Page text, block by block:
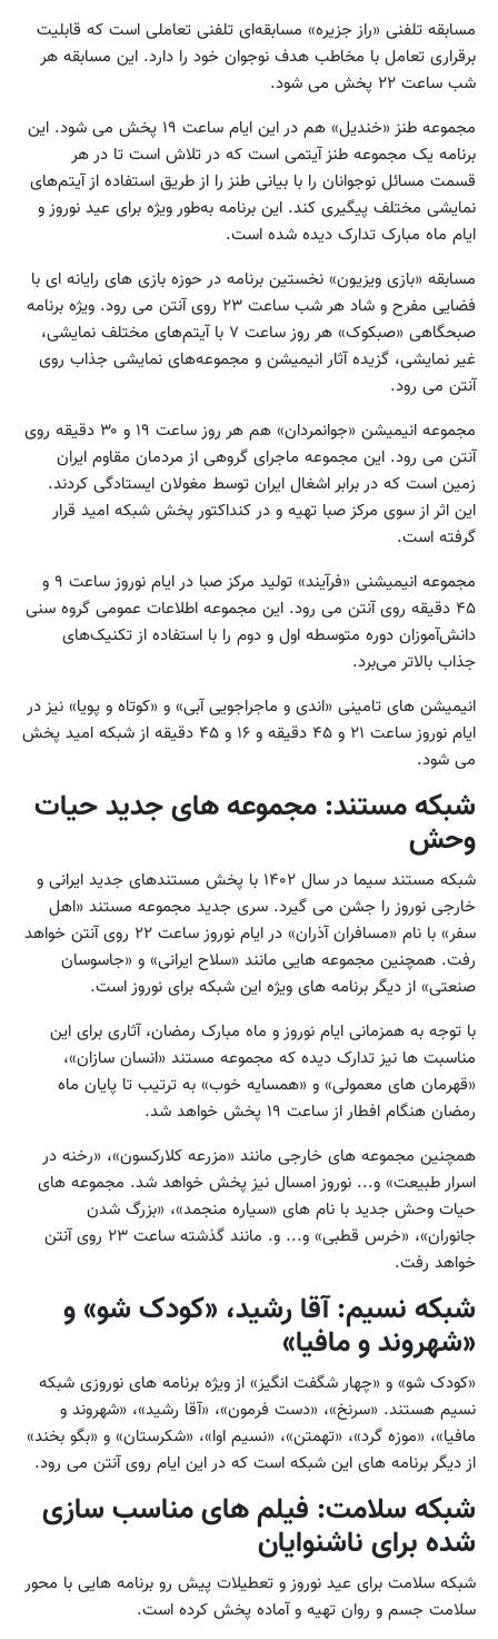
مسابقه تلفنی «راز جزیره» مسابقه‌ای تلفنی تعاملی است که قابلیت
برقراری تعامل با مخاطب هدف نوجوان خود را دارد. این مسابقه هر
شب ساعت ۲۲ پخش می شود.
مجموعه طنز «خندیل» هم در این ایام ساعت ۱۹ پخش می شود. این
برنامه یک مجموعه طنز آیتمی است که در تلاش است تا در هر
قسمت مسائل نوجوانان را با بیانی طنز را از طریق استفاده از آیتم‌های
نمایشی مختلف پیگیری کند. این برنامه به‌طور ویژه برای عید نوروز و
ایام ماه مبارک تدارک دیده شده است.
مسابقه «بازی ویزیون» نخستین برنامه در حوزه بازی های رایانه ای با
فضایی مفرح و شاد هر شب ساعت ۲۳ روی آنتن می رود. ویژه برنامه
صبحگاهی «صبکوک» هر روز ساعت ۷ با آیتم‌های مختلف نمایشی،
غیر نمایشی، گزیده آثار انیمیشن و مجموعه‌های نمایشی جذاب روی
آنتن می رود.
مجموعه انیمیشن «جوانمردان» هم هر روز ساعت ۱۹ و ۳۰ دقیقه روی
آنتن می رود. این مجموعه ماجرای گروهی از مردمان مقاوم ایران
زمین است که در برابر اشغال ایران توسط مغولان ایستادگی کردند.
این اثر از سوی مرکز صبا تهیه و در کنداکتور پخش شبکه امید قرار
گرفته است.
مجموعه انیمیشنی «فرآیند» تولید مرکز صبا در ایام نوروز ساعت ۹ و
۴۵ دقیقه روی آنتن می رود. این مجموعه اطلاعات عمومی گروه سنی
دانش‌آموزان دوره متوسطه اول و دوم را با استفاده از تکنیک‌های
جذاب بالاتر می‌برد.
انیمیشن های تامینی «اندی و ماجراجویی آبی» و «کوتاه و پویا» نیز در
ایام نوروز ساعت ۲۱ و ۴۵ دقیقه و ۱۶ و ۴۵ دقیقه از شبکه امید پخش
می شود.
شبکه مستند: مجموعه های جدید حیات
وحش
شبکه مستند سیما در سال ۱۴۰۲ با پخش مستندهای جدید ایرانی و
خارجی نوروز را جشن می گیرد. سری جدید مجموعه مستند «اهل
سفر» با نام «مسافران آذران» در ایام نوروز ساعت ۲۲ روی آنتن خواهد
رفت. همچنین مجموعه هایی مانند «سلاح ایرانی» و «جاسوسان
صنعتی» از دیگر برنامه های ویژه این شبکه برای نوروز است.
با توجه به همزمانی ایام نوروز و ماه مبارک رمضان، آثاری برای این
مناسبت ها نیز تدارک دیده که مجموعه مستند «انسان سازان»،
«قهرمان های معمولی» و «همسایه خوب» به ترتیب تا پایان ماه
رمضان هنگام افطار از ساعت ۱۹ پخش خواهد شد.
همچنین مجموعه های خارجی مانند «مزرعه کلارکسون»، «رخنه در
اسرار طبیعت» و... نوروز امسال نیز پخش خواهد شد. مجموعه های
حیات وحش جدید با نام های «سیاره منجمد»، «بزرگ شدن
جانوران»، «خرس قطبی» و... و. مانند گذشته ساعت ۲۳ روی آنتن
خواهد رفت.
شبکه نسیم: آقا رشید، «کودک شو» و
«شهروند و مافیا»
«کودک شو» و «چهار شگفت انگیز» از ویژه برنامه های نوروزی شبکه
نسیم هستند. «سرنخ»، «دست فرمون»، «آقا رشید»، «شهروند و
مافیا»، «موزه گرد»، «تهمتن»، «نسیم اوا»، «شکرستان» و «بگو بخند»
از دیگر برنامه های این شبکه است که در این ایام روی آنتن می رود.
شبکه سلامت: فیلم های مناسب سازی
شده برای ناشنوایان
شبکه سلامت برای عید نوروز و تعطیلات پیش رو برنامه هایی با محور
سلامت جسم و روان تهیه و آماده پخش کرده است.